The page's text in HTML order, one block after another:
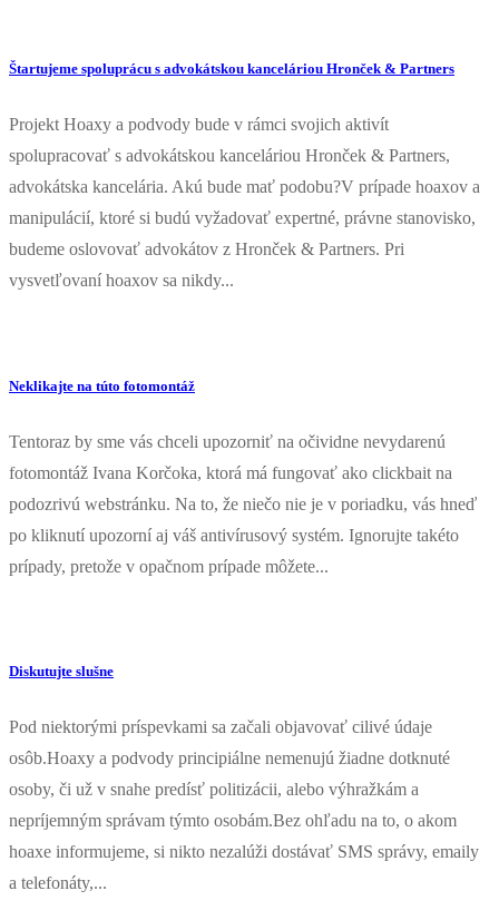
Štartujeme spoluprácu s advokátskou kanceláriou Hronček & Partners
Projekt Hoaxy a podvody bude v rámci svojich aktivít
spolupracovať s advokátskou kanceláriou Hronček & Partners,
advokátska kancelária. Akú bude mať podobu?V prípade hoaxov a
manipulácií, ktoré si budú vyžadovať expertné, právne stanovisko,
budeme oslovovať advokátov z Hronček & Partners. Pri
vysvetľovaní hoaxov sa nikdy...
Neklikajte na túto fotomontáž
Tentoraz by sme vás chceli upozorniť na očividne nevydarenú
fotomontáž Ivana Korčoka, ktorá má fungovať ako clickbait na
podozrivú webstránku. Na to, že niečo nie je v poriadku, vás hneď
po kliknutí upozorní aj váš antivírusový systém. Ignorujte takéto
prípady, pretože v opačnom prípade môžete...
Diskutujte slušne
Pod niektorými príspevkami sa začali objavovať cilivé údaje
osôb.Hoaxy a podvody principiálne nemenujú žiadne dotknuté
osoby, či už v snahe predísť politizácii, alebo výhražkám a
nepríjemným správam týmto osobám.Bez ohľadu na to, o akom
hoaxe informujeme, si nikto nezalúži dostávať SMS správy, emaily
a telefonáty,...